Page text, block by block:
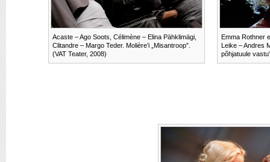
Acaste – Ago Soots, Célimène – Elina Pähklimägi,
Clitandre – Margo Teder. Molière’i „Misantroop”.
(VAT Teater, 2008)
Emma Rothner
Leike – Andres
põhjatuule